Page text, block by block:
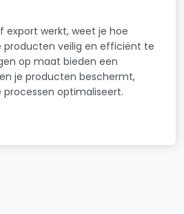
export werkt, weet je hoe
producten veilig en efficiënt te
op maat bieden een
je producten beschermt,
processen optimaliseert.